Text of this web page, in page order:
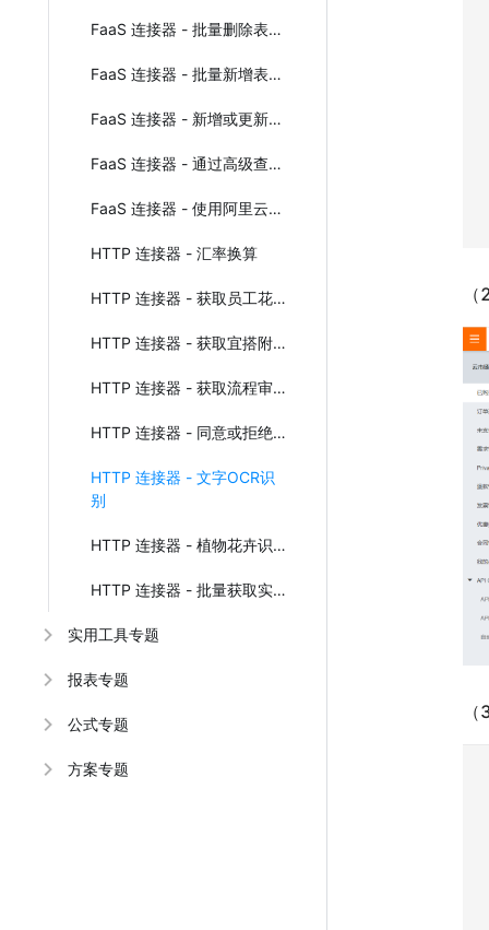
FaaS 连接器 - 批量删除表单实例
FaaS 连接器 - 批量新增表单实例
FaaS 连接器 - 新增或更新表单实例
FaaS 连接器 - 通过高级查询条件获取表单实例数据（包括子表单组件数据）
FaaS 连接器 - 使用阿里云短信服务SMS发送短信
HTTP 连接器 - 汇率换算
HTTP 连接器 - 获取员工花名册信息
HTTP 连接器 - 获取宜搭附件临时免登地址
HTTP 连接器 - 获取流程审批记录
HTTP 连接器 - 同意或拒绝流程审批
HTTP 连接器 - 文字OCR识
别
HTTP 连接器 - 植物花卉识别
HTTP 连接器 - 批量获取实例评论记录并保存
实用工具专题
报表专题
公式专题
方案专题